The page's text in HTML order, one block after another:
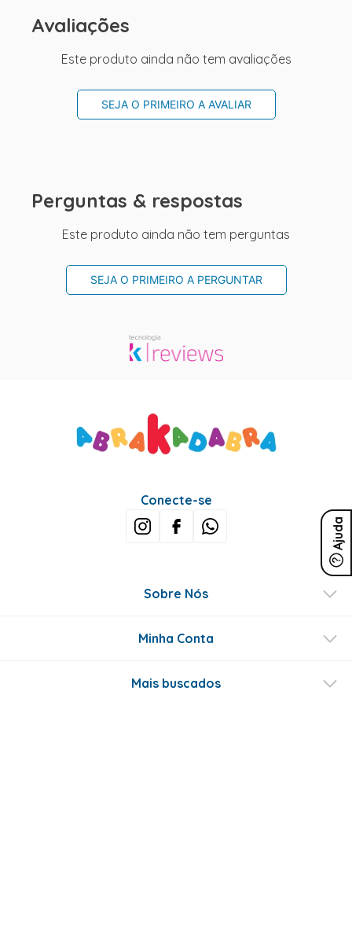
Avaliações
Este produto ainda não tem avaliações
SEJA O PRIMEIRO A AVALIAR
Perguntas & respostas
Este produto ainda não tem perguntas
SEJA O PRIMEIRO A PERGUNTAR
Ajuda
Conecte-se
Sobre Nós
Minha Conta
Mais buscados